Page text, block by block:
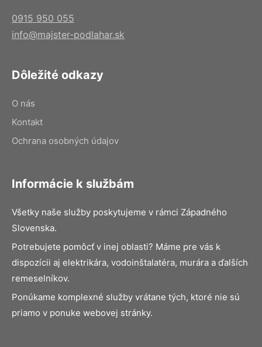
0915 950 055
info@majster-podlahar.sk
Dôležité odkazy
O nás
Kontakt
Ochrana osobných údajov
Informácie k službám
Všetky naše služby poskytujeme v rámci Západného
Slovenska.
Potrebujete pomôcť v inej oblasti? Máme pre vás k
dispozícii aj elektrikára, vodoinštalatéra, murára a ďalších
remeselníkov.
Ponúkame komplexné služby vrátane tých, ktoré nie sú
priamo v ponuke webovej stránky.